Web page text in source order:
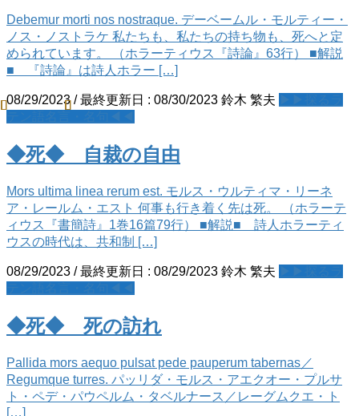
Debemur morti nos nostraque. デーベームル・モルティー・
ノス・ノストラケ 私たちも、私たちの持ち物も、死へと定
められています。 （ホラーティウス『詩論』63行） ■解説
■ 『詩論』は詩人ホラー […]
08/29/2023 / 最終更新日 : 08/30/2023 鈴木 繁夫
◆死◆ 自裁の自由
Mors ultima linea rerum est. モルス・ウルティマ・リーネ
ア・レールム・エスト 何事も行き着く先は死。 （ホラーテ
ィウス『書簡詩』1巻16篇79行） ■解説■ 詩人ホラーティ
ウスの時代は、共和制 […]
08/29/2023 / 最終更新日 : 08/29/2023 鈴木 繁夫
◆死◆ 死の訪れ
Pallida mors aequo pulsat pede pauperum tabernas／
Regumque turres. パッリダ・モルス・アエクオー・プルサ
ト・ペデ・パウペルム・タベルナース／レーグムクエ・ト
[…]